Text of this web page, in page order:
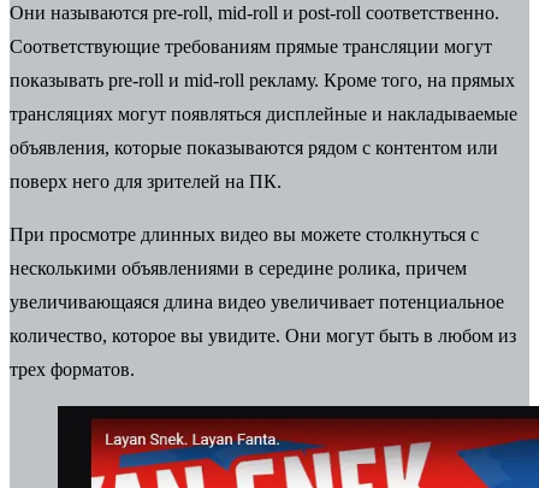
Они называются pre-roll, mid-roll и post-roll соответственно.
Соответствующие требованиям прямые трансляции могут
показывать pre-roll и mid-roll рекламу. Кроме того, на прямых
трансляциях могут появляться дисплейные и накладываемые
объявления, которые показываются рядом с контентом или
поверх него для зрителей на ПК.
При просмотре длинных видео вы можете столкнуться с
несколькими объявлениями в середине ролика, причем
увеличивающаяся длина видео увеличивает потенциальное
количество, которое вы увидите. Они могут быть в любом из
трех форматов.